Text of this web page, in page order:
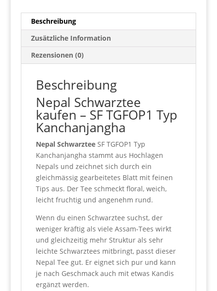
Beschreibung
Zusätzliche Information
Rezensionen (0)
Beschreibung
Nepal Schwarztee
kaufen – SF TGFOP1 Typ
Kanchanjangha
Nepal SchwarzteeSF TGFOP1 Typ
Kanchanjangha stammt aus Hochlagen
Nepals und zeichnet sich durch ein
gleichmässig gearbeitetes Blatt mit feinen
Tips aus. Der Tee schmeckt floral, weich,
leicht fruchtig und angenehm rund.
Wenn du einen Schwarztee suchst, der
weniger kräftig als viele Assam-Tees wirkt
und gleichzeitig mehr Struktur als sehr
leichte Schwarztees mitbringt, passt dieser
Nepal Tee gut. Er eignet sich pur und kann
je nach Geschmack auch mit etwas Kandis
ergänzt werden.